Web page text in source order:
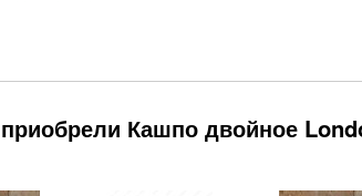
Кашпо двойное